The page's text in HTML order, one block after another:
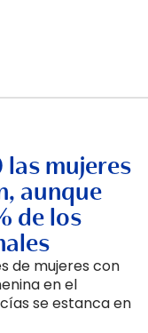
las mujeres
aunque
de los
de mujeres con
en el
se estanca en